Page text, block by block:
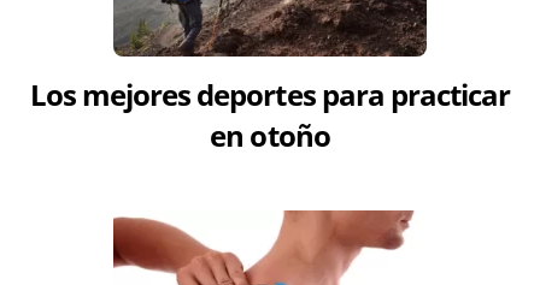
Los mejores deportes para practicar
en otoño